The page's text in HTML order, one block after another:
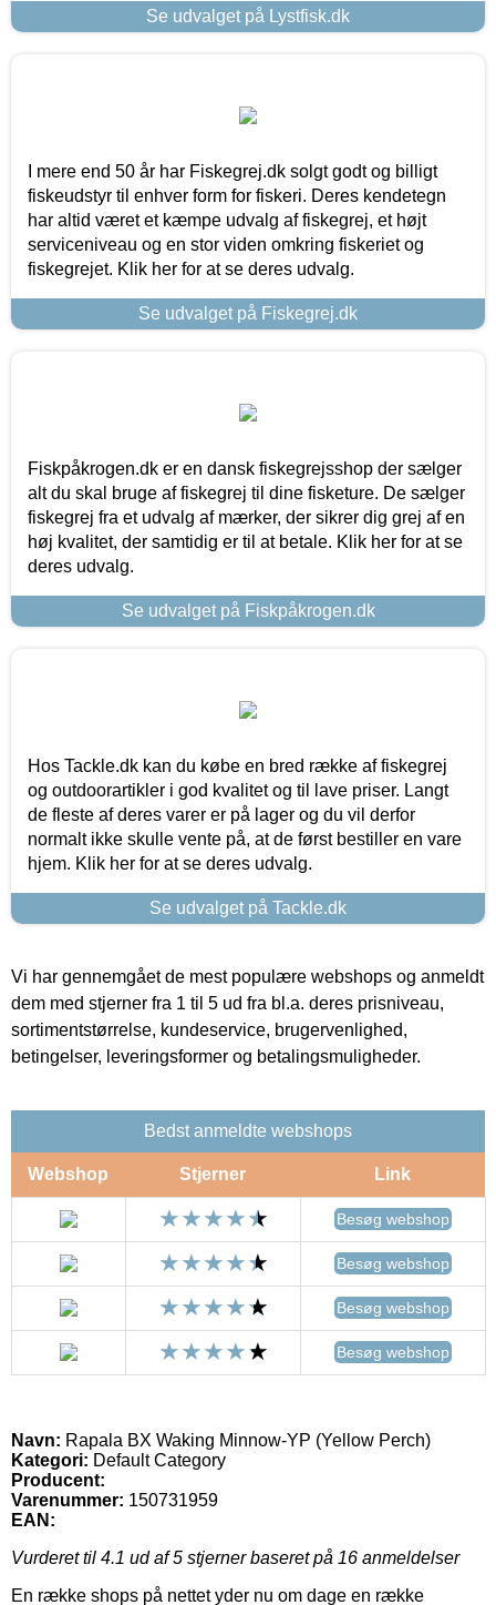
Se udvalget på Lystfisk.dk
I mere end 50 år har Fiskegrej.dk solgt godt og billigt
fiskeudstyr til enhver form for fiskeri. Deres kendetegn
har altid været et kæmpe udvalg af fiskegrej, et højt
serviceniveau og en stor viden omkring fiskeriet og
fiskegrejet. Klik her for at se deres udvalg.
Se udvalget på Fiskegrej.dk
Fiskpåkrogen.dk er en dansk fiskegrejsshop der sælger
alt du skal bruge af fiskegrej til dine fisketure. De sælger
fiskegrej fra et udvalg af mærker, der sikrer dig grej af en
høj kvalitet, der samtidig er til at betale. Klik her for at se
deres udvalg.
Se udvalget på Fiskpåkrogen.dk
Hos Tackle.dk kan du købe en bred række af fiskegrej
og outdoorartikler i god kvalitet og til lave priser. Langt
de fleste af deres varer er på lager og du vil derfor
normalt ikke skulle vente på, at de først bestiller en vare
hjem. Klik her for at se deres udvalg.
Se udvalget på Tackle.dk
Vi har gennemgået de mest populære webshops og anmeldt
dem med stjerner fra 1 til 5 ud fra bl.a. deres prisniveau,
sortimentstørrelse, kundeservice, brugervenlighed,
betingelser, leveringsformer og betalingsmuligheder.
Bedst anmeldte webshops
Webshop Stjerner Link
Besøg webshop
Besøg webshop
Besøg webshop
Besøg webshop
Navn: Rapala BX Waking Minnow-YP (Yellow Perch)
Kategori: Default Category
Producent:
Varenummer: 150731959
EAN:
Vurderet til 4.1 ud af 5 stjerner baseret på 16 anmeldelser
En række shops på nettet yder nu om dage en række